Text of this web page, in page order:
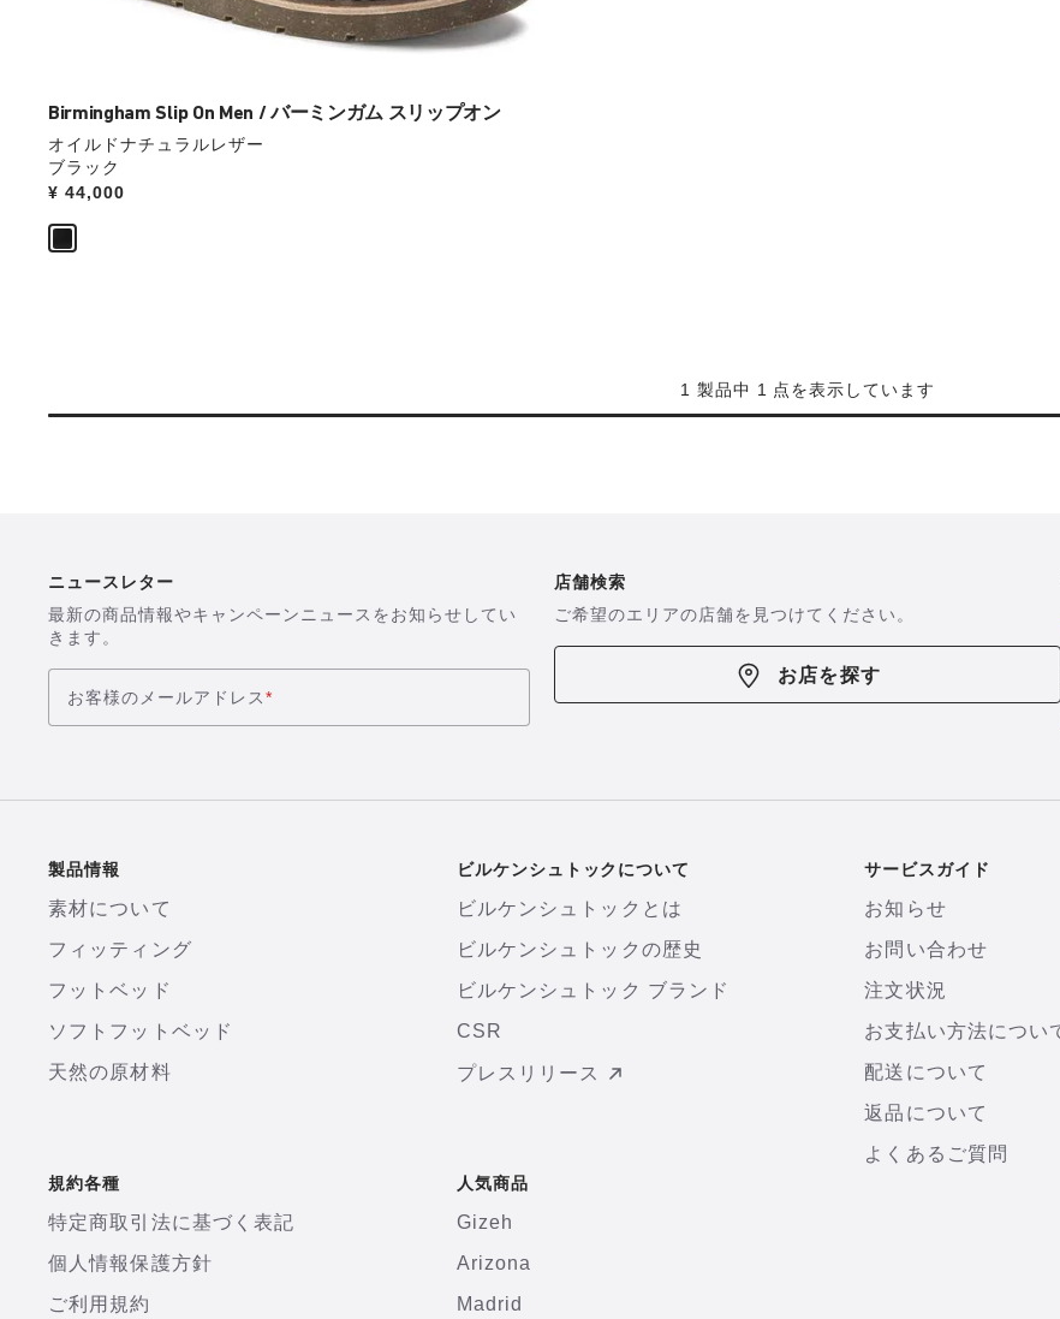
Birmingham Slip On Men / バーミンガム スリップオン
オイルドナチュラルレザー
ブラック
Price:
¥ 44,000
ー
の
製
品
像
1 製品中 1 点を表示しています
ニュースレター
最新の商品情報やキャンペーンニュースをお知らせしてい
きます。
お客様のメールアドレス*
店舗検索
ご希望のエリアの店舗を見つけてください。
お店を探す
製品情報
素材について
フィッティング
フットベッド
ソフトフットベッド
天然の原材料
ビルケンシュトックについて
ビルケンシュトックとは
ビルケンシュトックの歴史
ビルケンシュトック ブランド
CSR
プレスリリース
サービスガイド
お知らせ
お問い合わせ
注文状況
お支払い方法につい
配送について
返品について
よくあるご質問
規約各種
特定商取引法に基づく表記
個人情報保護方針
ご利用規約
人気商品
Gizeh
Arizona
Madrid